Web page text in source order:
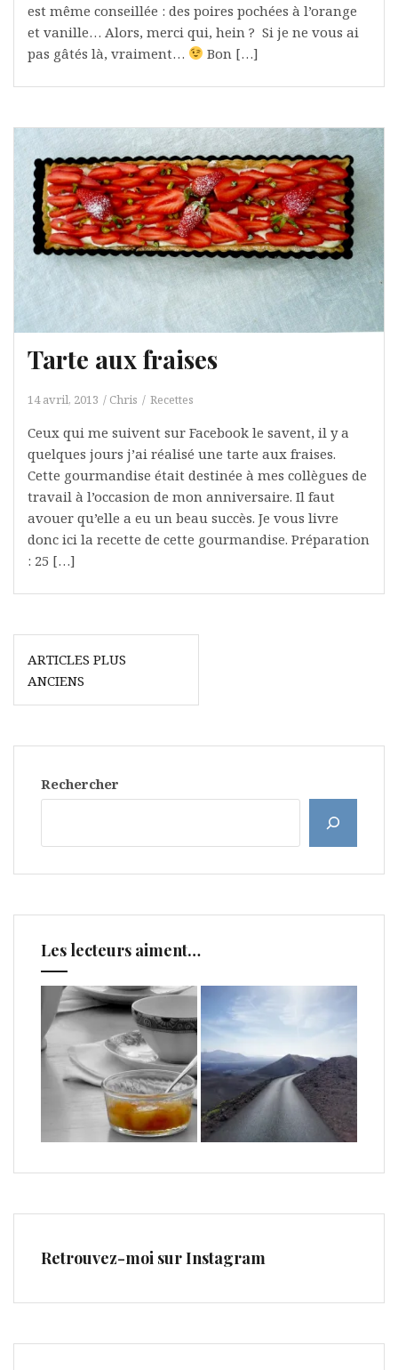
est même conseillée : des poires pochées à l’orange
et vanille… Alors, merci qui, hein ? Si je ne vous ai
pas gâtés là, vraiment…
Bon […]
Tarte aux fraises
14 avril, 2013 Chris Recettes
Ceux qui me suivent sur Facebook le savent, il y a
quelques jours j’ai réalisé une tarte aux fraises.
Cette gourmandise était destinée à mes collègues de
travail à l’occasion de mon anniversaire. Il faut
avouer qu’elle a eu un beau succès. Je vous livre
donc ici la recette de cette gourmandise. Préparation
: 25 […]
Navigation
des
articles
ARTICLES PLUS
ANCIENS
Rechercher
Les lecteurs aiment…
Retrouvez-moi sur Instagram